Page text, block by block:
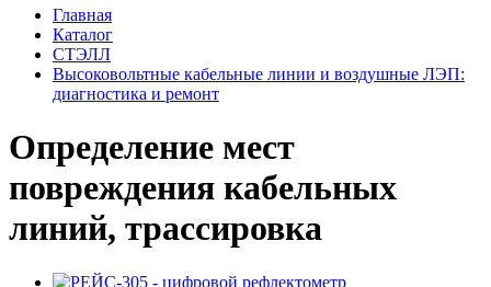
Главная
Каталог
СТЭЛЛ
Высоковольтные кабельные линии и воздушные ЛЭП:
диагностика и ремонт
Определение мест
повреждения кабельных
линий, трассировка